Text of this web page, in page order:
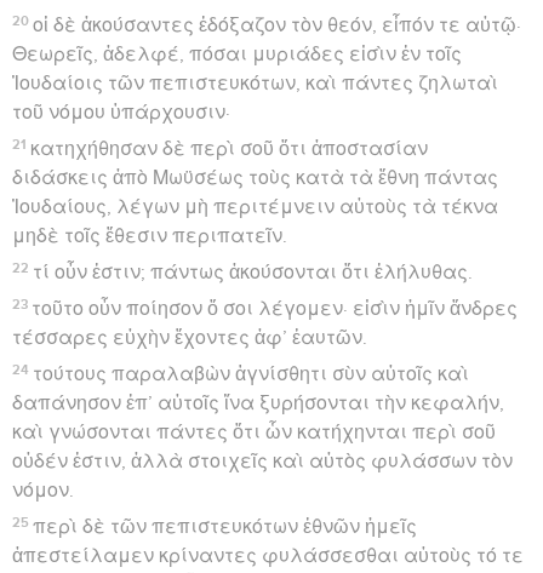
20 οἱ δὲ ἀκούσαντες ἐδόξαζον τὸν θεόν, εἶπόν τε αὐτῷ·
Θεωρεῖς, ἀδελφέ, πόσαι μυριάδες εἰσὶν ἐν τοῖς
Ἰουδαίοις τῶν πεπιστευκότων, καὶ πάντες ζηλωταὶ
τοῦ νόμου ὑπάρχουσιν·
21 κατηχήθησαν δὲ περὶ σοῦ ὅτι ἀποστασίαν
διδάσκεις ἀπὸ Μωϋσέως τοὺς κατὰ τὰ ἔθνη πάντας
Ἰουδαίους, λέγων μὴ περιτέμνειν αὐτοὺς τὰ τέκνα
μηδὲ τοῖς ἔθεσιν περιπατεῖν.
22 τί οὖν ἐστιν; πάντως ἀκούσονται ὅτι ἐλήλυθας.
23 τοῦτο οὖν ποίησον ὅ σοι λέγομεν· εἰσὶν ἡμῖν ἄνδρες
τέσσαρες εὐχὴν ἔχοντες ἀφ’ ἑαυτῶν.
24 τούτους παραλαβὼν ἁγνίσθητι σὺν αὐτοῖς καὶ
δαπάνησον ἐπ’ αὐτοῖς ἵνα ξυρήσονται τὴν κεφαλήν,
καὶ γνώσονται πάντες ὅτι ὧν κατήχηνται περὶ σοῦ
οὐδέν ἐστιν, ἀλλὰ στοιχεῖς καὶ αὐτὸς φυλάσσων τὸν
νόμον.
25 περὶ δὲ τῶν πεπιστευκότων ἐθνῶν ἡμεῖς
ἀπεστείλαμεν κρίναντες φυλάσσεσθαι αὐτοὺς τό τε